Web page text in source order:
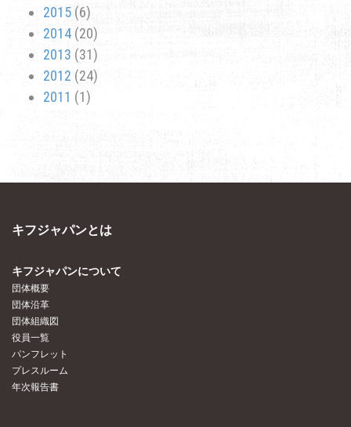
2015 (6)
2014 (20)
2013 (31)
2012 (24)
2011 (1)
キフジャパンとは
キフジャパンについて
団体概要
団体沿革
団体組織図
役員一覧
パンフレット
プレスルーム
年次報告書